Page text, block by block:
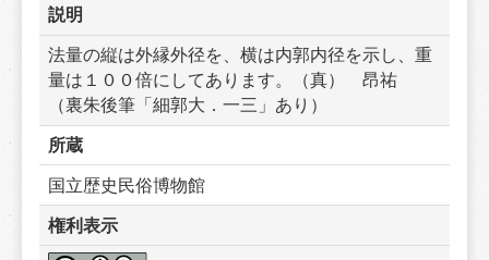
説明
法量の縦は外縁外径を、横は内郭内径を示し、重
量は１００倍にしてあります。（真）　昂祐
（裏朱後筆「細郭大．一三」あり）
所蔵
国立歴史民俗博物館
権利表示